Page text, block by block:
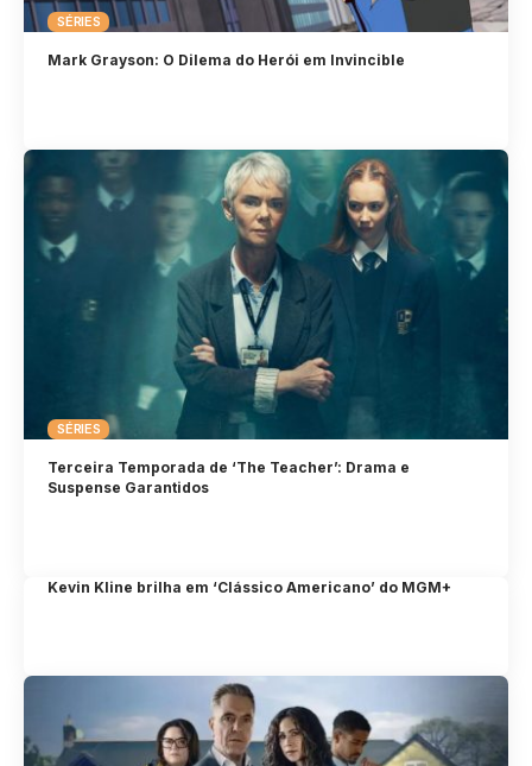
SÉRIES
Mark Grayson: O Dilema do Herói em Invincible
SÉRIES
Terceira Temporada de ‘The Teacher’: Drama e
Suspense Garantidos
Kevin Kline brilha em ‘Clássico Americano’ do MGM+